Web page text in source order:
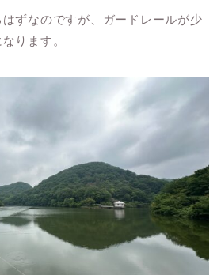
ずなのですが、ガードレールが少
ります。